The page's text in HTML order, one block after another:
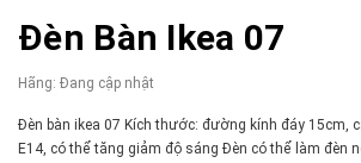
Đèn Bàn Ikea 07
Hãng: Đang cập nhật
Đèn bàn ikea 07 Kích thước: đường kính đáy 15cm,
E14, có thể tăng giảm độ sáng Đèn có thể làm đèn